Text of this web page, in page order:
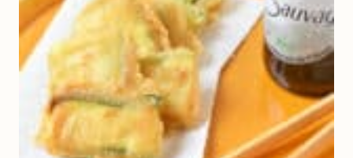
SANS
SORBETIÈRE